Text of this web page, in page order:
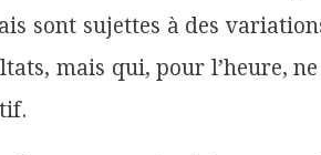
sont sujettes à des
mais qui, pour l’heure,